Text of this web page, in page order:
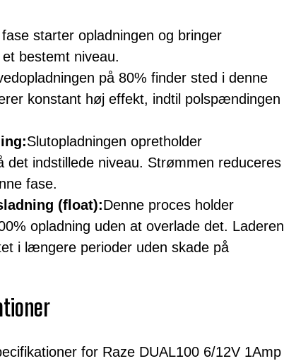
starter opladningen og bringer
bestemt niveau.
på 80% finder sted i denne
konstant høj effekt, indtil polspændingen
Slutopladningen opretholder
det indstillede niveau. Strømmen reduceres
fase.
(float):Denne proces holder
opladning uden at overlade det. Laderen
i længere perioder uden skade på
for Raze DUAL100 6/12V 1Amp